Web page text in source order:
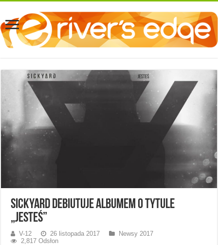
SICKYARD debiutuje albumem o tytule
„Jesteś”
V-12 26 listopada 2017
Newsy 2017
2,817 Odsłon